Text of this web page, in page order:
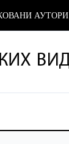
АУТОРИ